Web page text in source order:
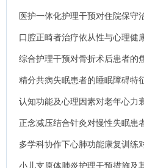
响.
医护一体化护理干预对住院保守
焦虑情绪的影响.
口腔正畸者治疗依从性与心理健
综合护理干预对骨折术后患者的
影响.
精分共病失眠患者的睡眠障碍特
认知功能及心理因素对老年心力
正念减压结合针灸对慢性失眠患
用.
多学科协作下心肺功能康复训练
能、睡眠质量及心理状态的影响.
小儿支原体肺炎护理干预措施及